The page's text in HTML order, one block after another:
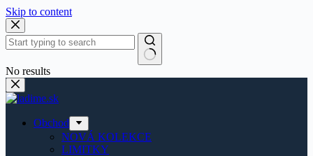
Skip to content
No results
Obchod
NOVÁ KOLEKCE
LIMITKY